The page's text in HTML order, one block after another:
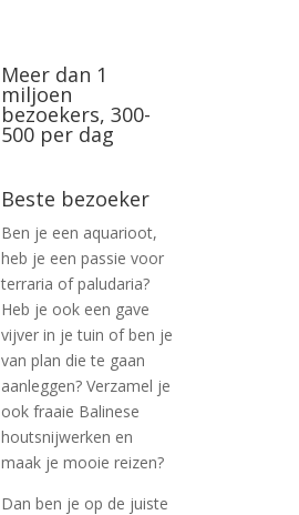
Meer dan 1
miljoen
bezoekers, 300-
500 per dag
Beste bezoeker
Ben je een aquarioot,
heb je een passie voor
terraria of paludaria?
Heb je ook een gave
vijver in je tuin of ben je
van plan die te gaan
aanleggen? Verzamel je
ook fraaie Balinese
houtsnijwerken en
maak je mooie reizen?
Dan ben je op de juiste